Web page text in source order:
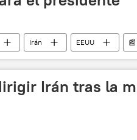
Irán EEUU
de conflicto
Irán tras la